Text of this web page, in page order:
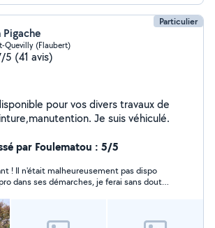
Particulier
Pigache
Quevilly (Flaubert)
5 (41 avis)
pour vos divers travaux de
Je suis véhiculé.
par Foulematou : 5/5
! Il n'était malheureusement pas dispo
dans ses démarches, je ferai sans doute